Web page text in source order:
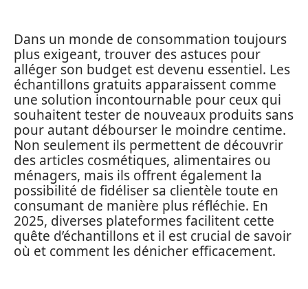
Dans un monde de consommation toujours
plus exigeant, trouver des astuces pour
alléger son budget est devenu essentiel. Les
échantillons gratuits apparaissent comme
une solution incontournable pour ceux qui
souhaitent tester de nouveaux produits sans
pour autant débourser le moindre centime.
Non seulement ils permettent de découvrir
des articles cosmétiques, alimentaires ou
ménagers, mais ils offrent également la
possibilité de fidéliser sa clientèle toute en
consumant de manière plus réfléchie. En
2025, diverses plateformes facilitent cette
quête d’échantillons et il est crucial de savoir
où et comment les dénicher efficacement.